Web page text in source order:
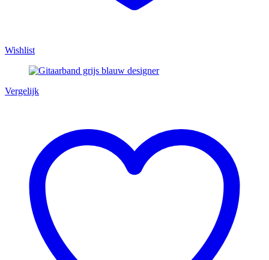
Wishlist
Vergelijk